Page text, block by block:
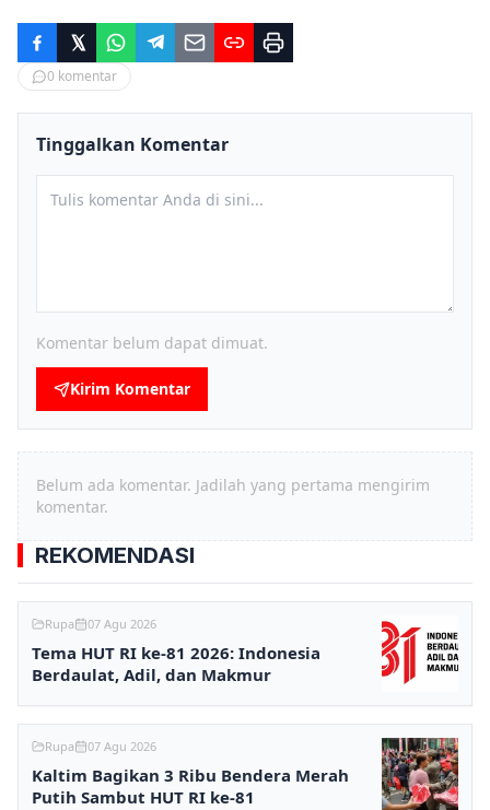
0 komentar
Tinggalkan Komentar
Komentar belum dapat dimuat.
Kirim Komentar
Belum ada komentar. Jadilah yang pertama mengirim
komentar.
REKOMENDASI
Rupa 07 Agu 2026
Tema HUT RI ke-81 2026: Indonesia
Berdaulat, Adil, dan Makmur
Rupa 07 Agu 2026
Kaltim Bagikan 3 Ribu Bendera Merah
Putih Sambut HUT RI ke-81